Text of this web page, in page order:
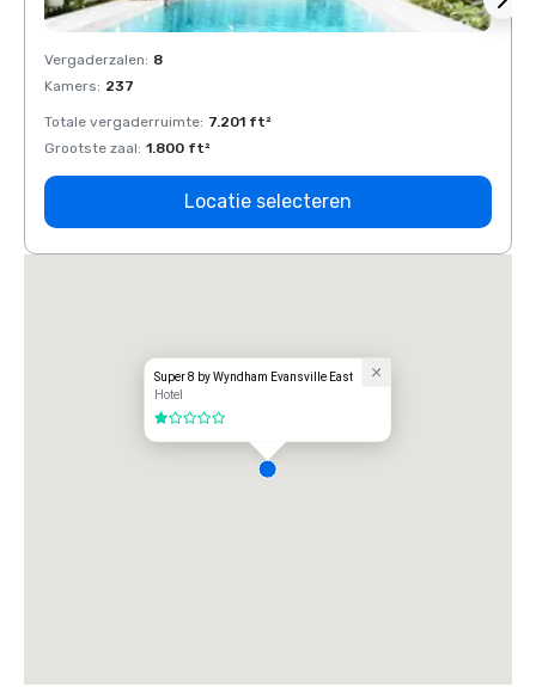
Vergaderzalen: 8
Kamers: 237
Totale vergaderruimte: 7.201 ft²
Grootste zaal: 1.800 ft²
Locatie selecteren
Super 8 by Wyndham Evansville East
Hotel
1 van 5